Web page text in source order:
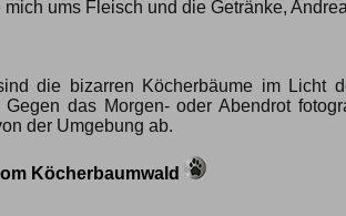
ums Fleisch und die Getränke,
die bizarren Köcherbäume im Licht
Gegen das Morgen- oder Abendrot
der Umgebung ab.
Köcherbaumwald